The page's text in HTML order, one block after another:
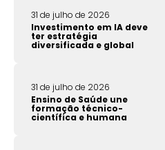
31 de julho de 2026
Investimento em IA deve
ter estratégia
diversificada e global
31 de julho de 2026
Ensino de Saúde une
formação técnico-
científica e humana